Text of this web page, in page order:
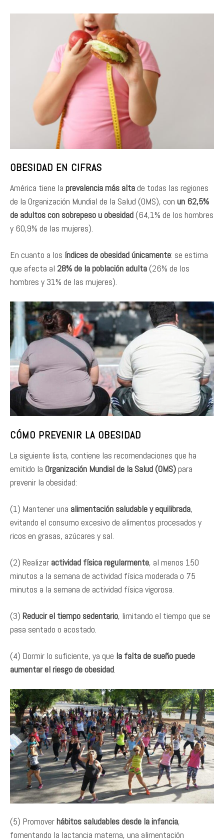
OBESIDAD EN CIFRAS
América tiene la prevalencia más altade todas las regiones
de la Organización Mundial de la Salud (OMS), con un 62,5%
de adultos con sobrepeso u obesidad (64,1% de los hombres
y 60,9% de las mujeres).
En cuanto a los índices de obesidad únicamente: se estima
que afecta al 28% de la población adulta (26% de los
hombres y 31% de las mujeres).
CÓMO PREVENIR LA OBESIDAD
La siguiente lista, contiene las recomendaciones que ha
emitido la Organización Mundial de la Salud (OMS)para
prevenir la obesidad:
(1) Mantener una alimentación saludable y equilibrada,
evitando el consumo excesivo de alimentos procesados y
ricos en grasas, azúcares y sal.
(2) Realizar actividad física regularmente, al menos 150
minutos a la semana de actividad física moderada o 75
minutos a la semana de actividad física vigorosa.
(3) Reducir el tiempo sedentario, limitando el tiempo que se
pasa sentado o acostado.
(4) Dormir lo suficiente, ya que la falta de sueño puede
aumentar el riesgo de obesidad
(5) Promoverhábitos saludables desde la infancia,
fomentando la lactancia materna, una alimentación